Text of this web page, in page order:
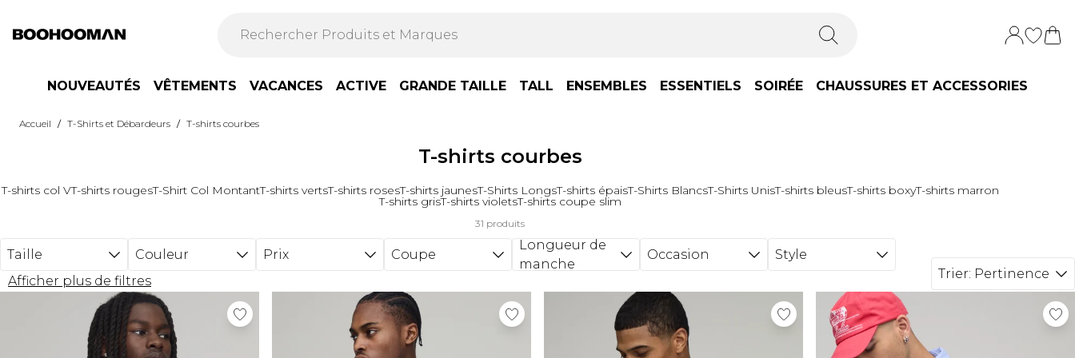
NOUVEAUTÉS VÊTEMENTS VACANCES ACTIVE GRANDE TAILLE TALL ENSEMBLES ESSENTIELS SOIRÉE CHAUSSURES ET ACCESSORIES
Accueil / T-Shirts et Débardeurs / T-shirts courbes
T-shirts courbes
T-shirts col VT-shirts rougesT-Shirt Col MontantT-shirts vertsT-shirts rosesT-shirts jaunesT-Shirts LongsT-shirts épaisT-Shirts BlancsT-Shirts UnisT-shirts bleusT-shirts boxyT-shirts marron
T-shirts grisT-shirts violetsT-shirts coupe slim
31 produits
Taille Couleur Prix Coupe
Longueur de
manche
Occasion
Style
Afficher plus de filtres
Trier: Pertinence